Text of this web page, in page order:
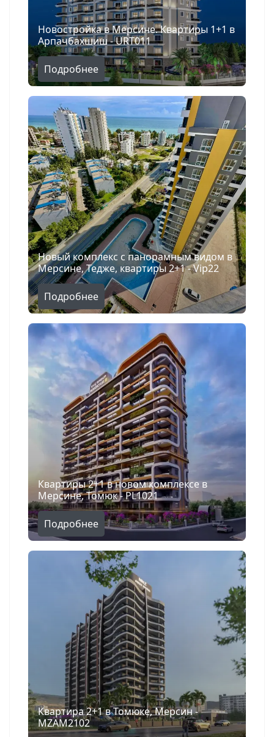
Новостройка в Мерсине. Квартиры 1+1 в
Арпачбахшиш - URT011
Подробнее
Новый комплекс с панорамным видом в
Мерсине, Тедже, квартиры 2+1 - Vip22
Подробнее
Квартиры 2+1 в новом комплексе в
Мерсине, Томюк - PL1021
Подробнее
Квартира 2+1 в Томюке, Мерсин -
MZAM2102